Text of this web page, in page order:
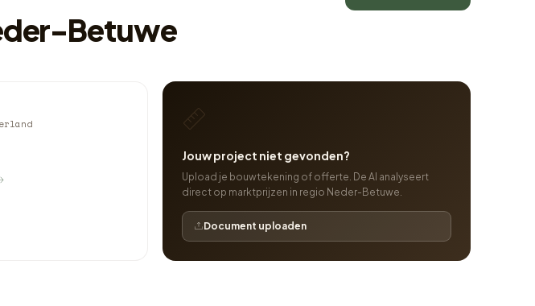
Betuwe
Jouw project niet gevonden?
Upload je bouwtekening of offerte. De AI analyseert
direct op marktprijzen in regio Neder-Betuwe.
Document uploaden